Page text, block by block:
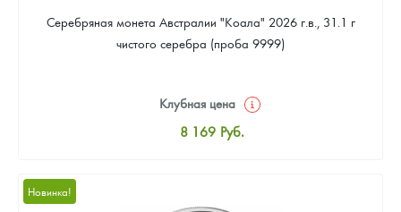
Серебряная монета Австралии "Коала" 2026 г.в., 31.1 г
чистого серебра (проба 9999)
Клубная цена
8 169 Руб.
Цена выкупа
Новинка!